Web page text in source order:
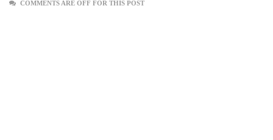
COMMENTS ARE OFF FOR THIS POST